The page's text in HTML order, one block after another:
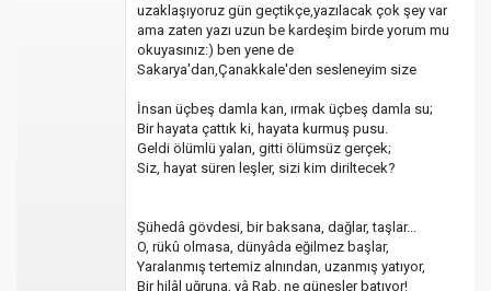
uzaklaşıyoruz gün geçtikçe,yazılacak çok şey var
ama zaten yazı uzun be kardeşim birde yorum mu
okuyasınız:) ben yene de
Sakarya'dan,Çanakkale'den sesleneyim size
İnsan üçbeş damla kan, ırmak üçbeş damla su;
Bir hayata çattık ki, hayata kurmuş pusu.
Geldi ölümlü yalan, gitti ölümsüz gerçek;
Siz, hayat süren leşler, sizi kim diriltecek?
Şühedâ gövdesi, bir baksana, dağlar, taşlar...
O, rükû olmasa, dünyâda eğilmez başlar,
Yaralanmış tertemiz alnından, uzanmış yatıyor,
Bir hilâl uğruna, yâ Rab, ne güneşler batıyor!